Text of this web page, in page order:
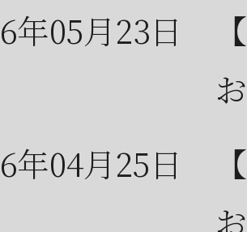
年05月23日
年04月25日